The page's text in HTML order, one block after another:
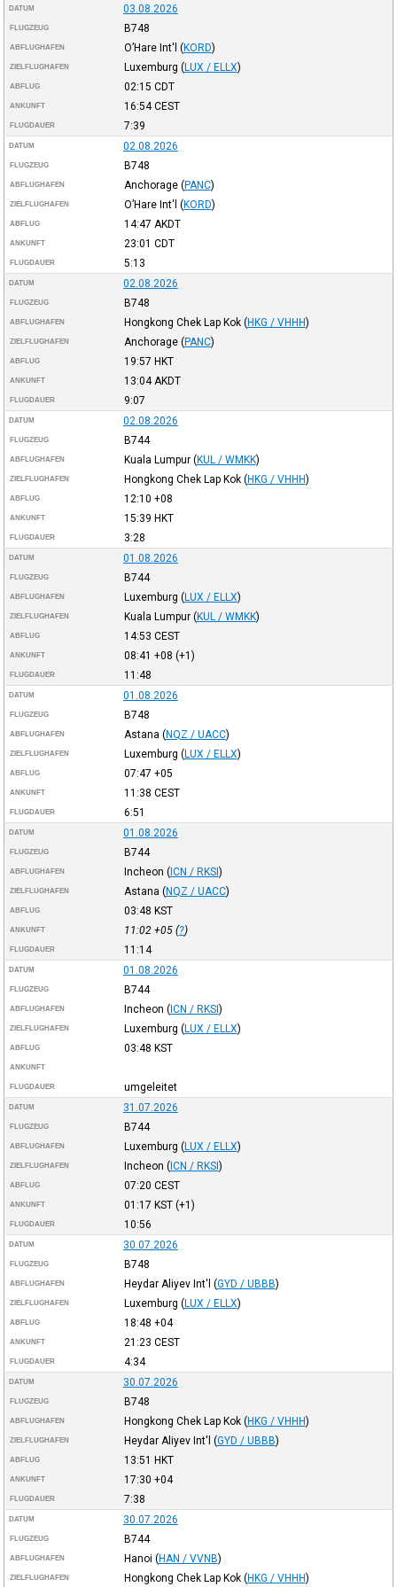
DATUM 03.08.2026
FLUGZEUG B748
ABFLUGHAFEN O’Hare Int'l (KORD)
ZIELFLUGHAFEN Luxemburg (LUX / ELLX)
ABFLUG 02:15 CDT
ANKUNFT 16:54CEST
FLUGDAUER 7:39
DATUM 02.08.2026
FLUGZEUG B748
ABFLUGHAFEN Anchorage (PANC)
ZIELFLUGHAFEN O’Hare Int'l (KORD)
ABFLUG 14:47 AKDT
ANKUNFT 23:01 CDT
FLUGDAUER 5:13
DATUM 02.08.2026
FLUGZEUG B748
ABFLUGHAFEN Hongkong Chek Lap Kok (HKG / VHHH)
ZIELFLUGHAFEN Anchorage (PANC)
ABFLUG 19:57 HKT
ANKUNFT 13:04 AKDT
FLUGDAUER 9:07
DATUM 02.08.2026
FLUGZEUG B744
ABFLUGHAFEN Kuala Lumpur (KUL / WMKK)
ZIELFLUGHAFEN Hongkong Chek Lap Kok (HKG / VHHH)
ABFLUG 12:10 +08
ANKUNFT 15:39 HKT
FLUGDAUER 3:28
DATUM 01.08.2026
FLUGZEUG B744
ABFLUGHAFEN Luxemburg (LUX / ELLX)
ZIELFLUGHAFEN Kuala Lumpur (KUL / WMKK)
ABFLUG 14:53 CEST
ANKUNFT 08:41 +08 (+1)
FLUGDAUER 11:48
DATUM 01.08.2026
FLUGZEUG B748
ABFLUGHAFEN Astana (NQZ / UACC)
ZIELFLUGHAFEN Luxemburg (LUX / ELLX)
ABFLUG 07:47 +05
ANKUNFT 11:38 CEST
FLUGDAUER 6:51
DATUM 01.08.2026
FLUGZEUG B744
ABFLUGHAFEN Incheon (ICN / RKSI)
ZIELFLUGHAFEN Astana (NQZ / UACC)
ABFLUG 03:48 KST
ANKUNFT 11:02 +05(?)
FLUGDAUER 11:14
DATUM 01.08.2026
FLUGZEUG B744
ABFLUGHAFEN Incheon (ICN / RKSI)
ZIELFLUGHAFEN Luxemburg (LUX / ELLX)
ABFLUG 03:48 KST
ANKUNFT
FLUGDAUER umgeleitet
DATUM 31.07.2026
FLUGZEUG B744
ABFLUGHAFEN Luxemburg (LUX / ELLX)
ZIELFLUGHAFEN Incheon (ICN / RKSI)
ABFLUG 07:20 CEST
ANKUNFT 01:17 KST(+1)
FLUGDAUER 10:56
DATUM 30.07.2026
FLUGZEUG B748
ABFLUGHAFEN Heydar Aliyev Int'l (GYD / UBBB)
ZIELFLUGHAFEN Luxemburg (LUX / ELLX)
ABFLUG 18:48 +04
ANKUNFT 21:23 CEST
FLUGDAUER 4:34
DATUM 30.07.2026
FLUGZEUG B748
ABFLUGHAFEN Hongkong Chek Lap Kok (HKG / VHHH)
ZIELFLUGHAFEN Heydar Aliyev Int'l (GYD / UBBB)
ABFLUG 13:51 HKT
ANKUNFT 17:30 +04
FLUGDAUER 7:38
DATUM 30.07.2026
FLUGZEUG B744
ABFLUGHAFEN Hanoi (HAN / VVNB)
ZIELFLUGHAFEN Hongkong Chek Lap Kok (HKG / VHHH)